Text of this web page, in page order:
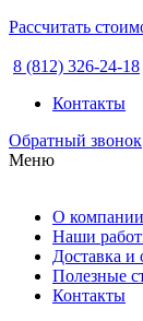
Рассчитать
8 (812) 326-24-18
Контакты
Обратный звонок
Меню
О компании
Наши
Доставка и
Полезные
Контакты